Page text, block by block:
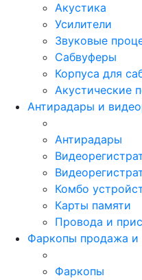
Акустика
Усилители
Звуковые
Сабвуферы
Корпуса для
Акустические
Антирадары и
Антирадары
Комбо
Карты памяти
Провода и
Фаркопы продажа и
Фаркопы